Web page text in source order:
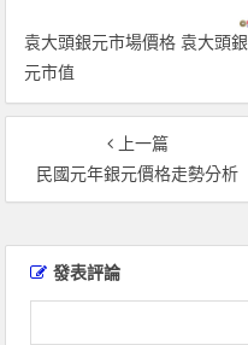
袁大頭銀元市場價格 袁大頭銀
元市值
上一篇
民國元年銀元價格走勢分析
發表評論